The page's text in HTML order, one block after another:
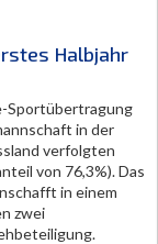
Halbjahr
Sportübertragung
in der
verfolgten
von 76,3%). Das
in einem
zwei